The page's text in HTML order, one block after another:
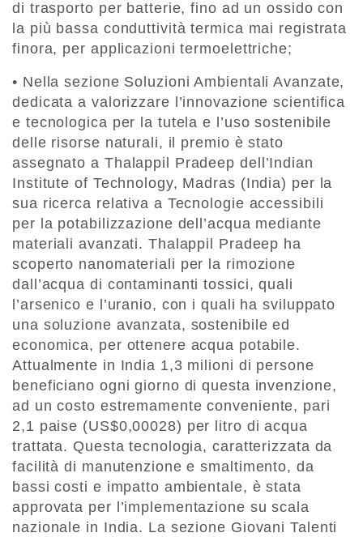
di trasporto per batterie, fino ad un ossido con
la più bassa conduttività termica mai registrata
finora, per applicazioni termoelettriche;
• Nella sezione Soluzioni Ambientali Avanzate,
dedicata a valorizzare l’innovazione scientifica
e tecnologica per la tutela e l’uso sostenibile
delle risorse naturali, il premio è stato
assegnato a Thalappil Pradeep dell’Indian
Institute of Technology, Madras (India) per la
sua ricerca relativa a Tecnologie accessibili
per la potabilizzazione dell’acqua mediante
materiali avanzati. Thalappil Pradeep ha
scoperto nanomateriali per la rimozione
dall’acqua di contaminanti tossici, quali
l’arsenico e l’uranio, con i quali ha sviluppato
una soluzione avanzata, sostenibile ed
economica, per ottenere acqua potabile.
Attualmente in India 1,3 milioni di persone
beneficiano ogni giorno di questa invenzione,
ad un costo estremamente conveniente, pari
2,1 paise (US$0,00028) per litro di acqua
trattata. Questa tecnologia, caratterizzata da
facilità di manutenzione e smaltimento, da
bassi costi e impatto ambientale, è stata
approvata per l’implementazione su scala
nazionale in India. La sezione Giovani Talenti